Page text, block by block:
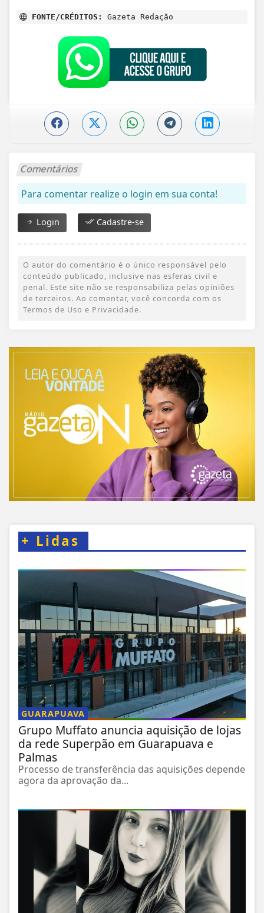
FONTE/CRÉDITOS: Gazeta Redação
Comentários
Para comentar realize o login em sua conta!
Login Cadastre-se
O autor do comentário é o único responsável pelo
conteúdo publicado, inclusive nas esferas civil e
penal. Este site não se responsabiliza pelas opiniões
de terceiros. Ao comentar, você concorda com os
Termos de Uso e Privacidade.
+ Lidas
GUARAPUAVA
Grupo Muffato anuncia aquisição de lojas
da rede Superpão em Guarapuava e
Palmas
Processo de transferência das aquisições depende
agora da aprovação da...